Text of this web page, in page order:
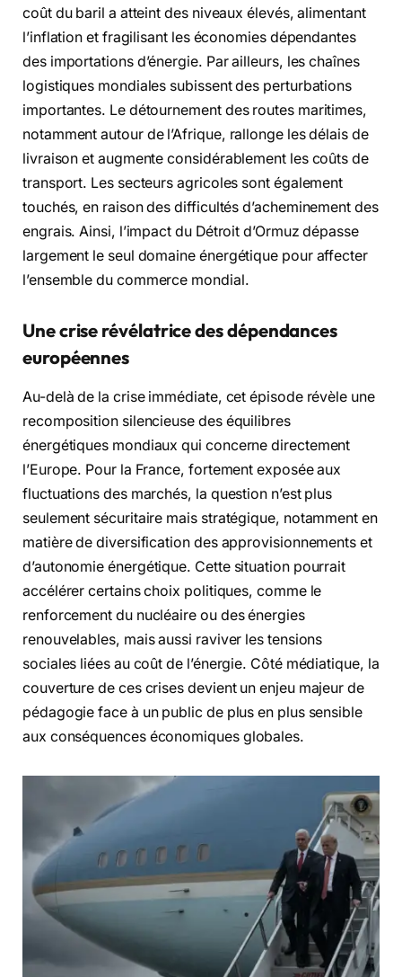
coût du baril a atteint des niveaux élevés, alimentant
l’inflation et fragilisant les économies dépendantes
des importations d’énergie. Par ailleurs, les chaînes
logistiques mondiales subissent des perturbations
importantes. Le détournement des routes maritimes,
notamment autour de l’Afrique, rallonge les délais de
livraison et augmente considérablement les coûts de
transport. Les secteurs agricoles sont également
touchés, en raison des difficultés d’acheminement des
engrais. Ainsi, l’impact du Détroit d’Ormuz dépasse
largement le seul domaine énergétique pour affecter
l’ensemble du commerce mondial.
Une crise révélatrice des dépendances
européennes
Au-delà de la crise immédiate, cet épisode révèle une
recomposition silencieuse des équilibres
énergétiques mondiaux qui concerne directement
l’Europe. Pour la France, fortement exposée aux
fluctuations des marchés, la question n’est plus
seulement sécuritaire mais stratégique, notamment en
matière de diversification des approvisionnements et
d’autonomie énergétique. Cette situation pourrait
accélérer certains choix politiques, comme le
renforcement du nucléaire ou des énergies
renouvelables, mais aussi raviver les tensions
sociales liées au coût de l’énergie. Côté médiatique, la
couverture de ces crises devient un enjeu majeur de
pédagogie face à un public de plus en plus sensible
aux conséquences économiques globales.